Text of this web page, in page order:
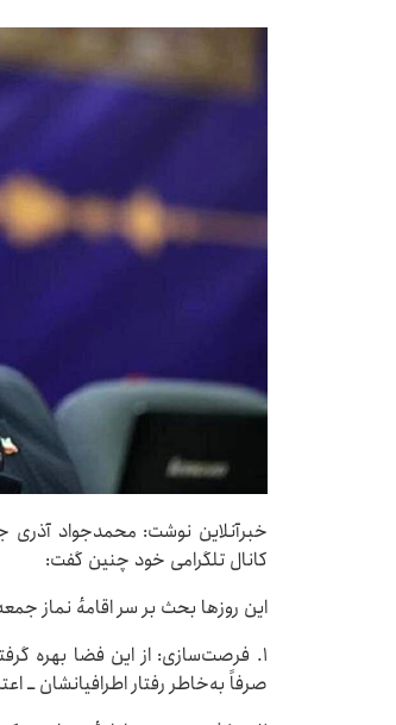
خبرآنلاین نوشت: محمدجواد آذری
کانال تلگرامی خود چنین گفت:
این روزها بحث بر سر اقامهٔ نماز
۱. فرصت‌سازی: از این فضا بهره
صرفاً به‌خاطر رفتار اطرافیانشان ــ